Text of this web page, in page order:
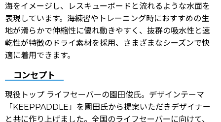
海をイメージし、レスキューボードと流れるような水面を
表現しています。海練習やトレーニング時におすすめの生
地が滑らかで伸縮性に優れ動きやすく、抜群の吸水性と速
乾性が特徴のドライ素材を採用、さまざまなシーズンで快
適に着用できます。
コンセプト
現役トップ ライフセーバーの園田俊氏。デザインテーマ
「KEEPPADDLE」を園田氏から提案いただきデザイナー
と共に作り上げました。全国のライフセーバーに向けて、